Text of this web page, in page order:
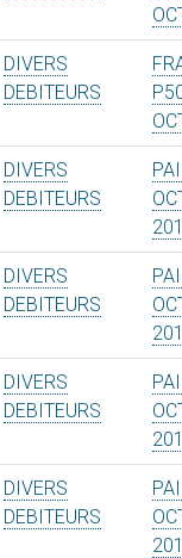
DIVERS
DEBITEURS
DIVERS
DEBITEURS
DIVERS
DEBITEURS
DIVERS
DEBITEURS
DIVERS
DEBITEURS